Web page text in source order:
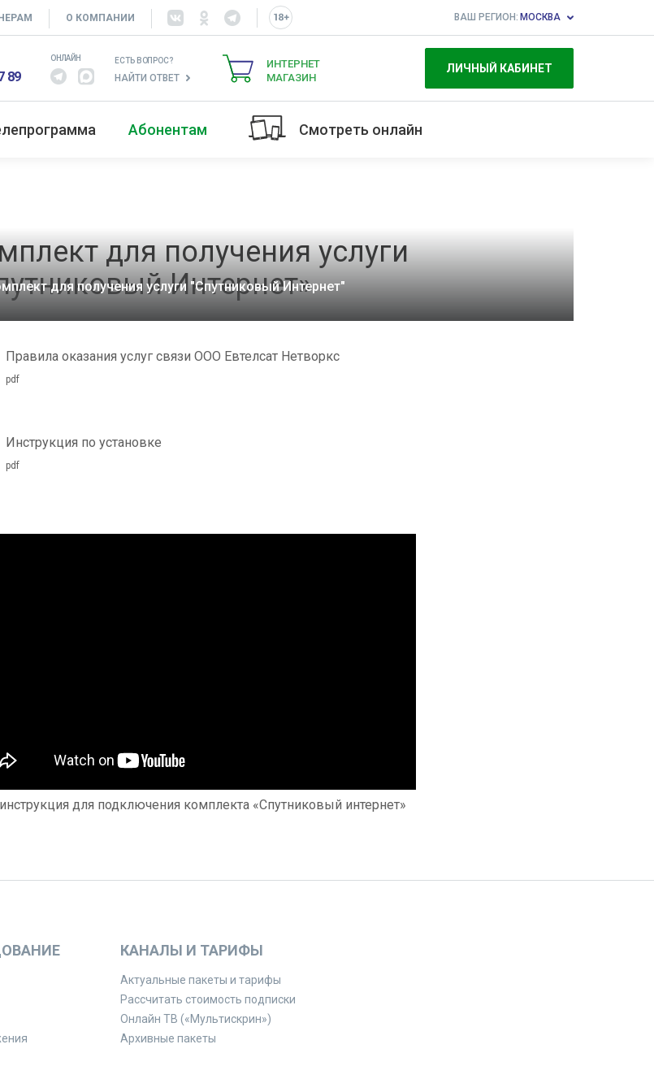
О КОМПАНИИ ВАШ РЕГИОН: МОСКВА
89
ОНЛАЙН ЕСТЬ ВОПРОС?
НАЙТИ ОТВЕТ
ИНТЕРНЕТ
МАГАЗИН
ЛИЧНЫЙ КАБИНЕТ
Абонентам Смотреть онлайн
для получения услуги
Интернет»
для получения услуги "Спутниковый Интернет"
Правила оказания услуг связи ООО Евтелсат Нетворкс
pdf
Инструкция по установке
pdf
для подключения комплекта «Спутниковый интернет»
КАНАЛЫ И ТАРИФЫ
Актуальные пакеты и тарифы
Рассчитать стоимость подписки
Онлайн ТВ («Мультискрин»)
Архивные пакеты